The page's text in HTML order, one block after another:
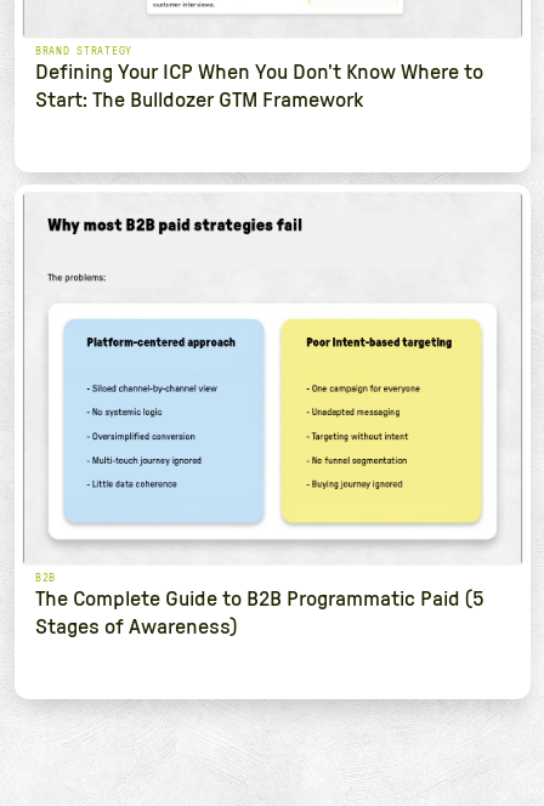
BRAND STRATEGY
Defining Your ICP When You Don't Know Where to
Start: The Bulldozer GTM Framework
B2B
The Complete Guide to B2B Programmatic Paid (5
Stages of Awareness)